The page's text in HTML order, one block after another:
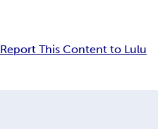
Report This Content to Lulu